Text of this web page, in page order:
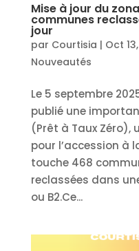
Mise à jour du
communes
jour
par Courtisia | Oct
Nouveautés
Le 5 septembre
publié une
(Prêt à Taux Zéro),
pour l’accession à
touche 468
reclassées dans
ou B2.Ce...